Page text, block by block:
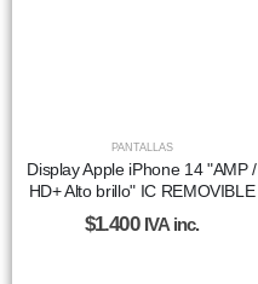
PANTALLAS
Display Apple iPhone 14 "AMP /
HD+ Alto brillo" IC REMOVIBLE
$1.400 IVA inc.